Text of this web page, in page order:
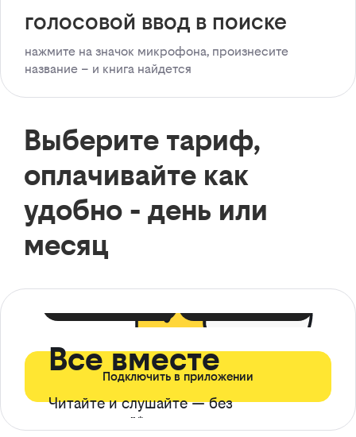
голосовой ввод в поиске
нажмите на значок микрофона, произнесите
название – и книга найдется
Выберите тариф,
оплачивайте как
удобно - день или
месяц
Все вместе
Читайте и слушайте — без
ограничений*
Подключить в приложении